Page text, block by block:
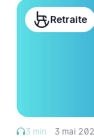
Retraite
3 min 3 mai